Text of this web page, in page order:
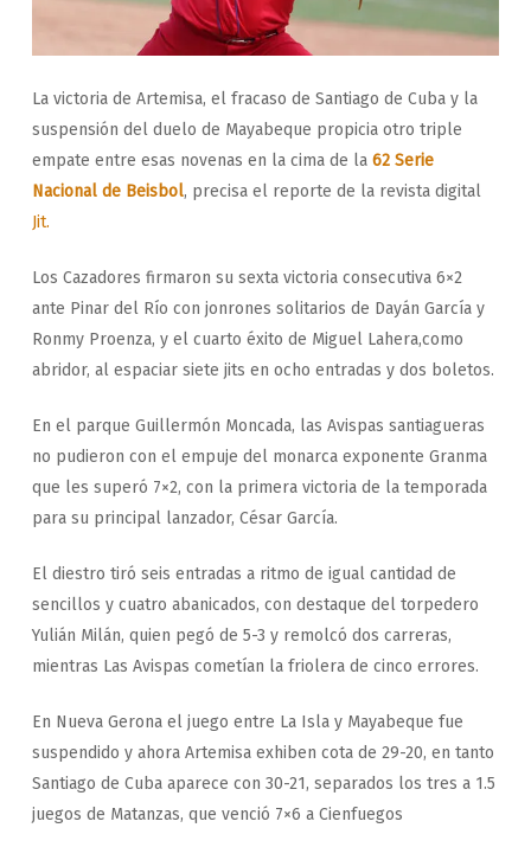
La victoria de Artemisa, el fracaso de Santiago de Cuba y la
suspensión del duelo de Mayabeque propicia otro triple
empate entre esas novenas en la cima de la 62 Serie
Nacional de Beisbol, precisa el reporte de la revista digital
Jit.
Los Cazadores firmaron su sexta victoria consecutiva 6×2
ante Pinar del Río con jonrones solitarios de Dayán García y
Ronmy Proenza, y el cuarto éxito de Miguel Lahera,como
abridor, al espaciar siete jits en ocho entradas y dos boletos.
En el parque Guillermón Moncada, las Avispas santiagueras
no pudieron con el empuje del monarca exponente Granma
que les superó 7×2, con la primera victoria de la temporada
para su principal lanzador, César García.
El diestro tiró seis entradas a ritmo de igual cantidad de
sencillos y cuatro abanicados, con destaque del torpedero
Yulián Milán, quien pegó de 5-3 y remolcó dos carreras,
mientras Las Avispas cometían la friolera de cinco errores.
En Nueva Gerona el juego entre La Isla y Mayabeque fue
suspendido y ahora Artemisa exhiben cota de 29-20, en tanto
Santiago de Cuba aparece con 30-21, separados los tres a 1.5
juegos de Matanzas, que venció 7×6 a Cienfuegos